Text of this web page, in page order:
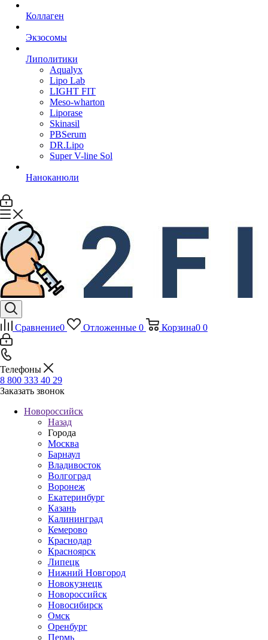
Коллаген
Экзосомы
Липолитики
Aqualyx
Lipo Lab
LIGHT FIT
Meso-wharton
Liporase
Skinasil
PBSerum
DR.Lipo
Super V-line Sol
Наноканюли
Сравнение0 Отложенные 0 Корзина0 0
Телефоны
8 800 333 40 29
Заказать звонок
Новороссийск
Назад
Города
Москва
Барнаул
Владивосток
Волгоград
Воронеж
Екатеринбург
Казань
Калининград
Кемерово
Краснодар
Красноярск
Липецк
Нижний Новгород
Новокузнецк
Новороссийск
Новосибирск
Омск
Оренбург
Пермь